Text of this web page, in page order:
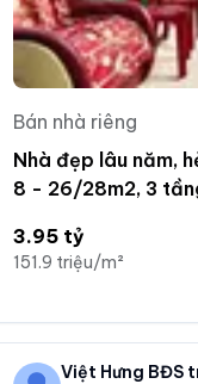
Bán nhà riêng
Nhà đẹp lâu năm,
8 - 26/28m2, 3
3.95 tỷ
151.9 triệu/m²
Việt Hưng BĐS